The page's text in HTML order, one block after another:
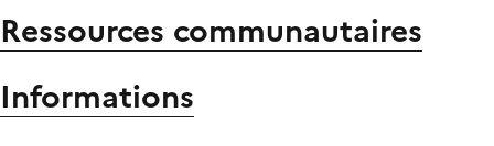
Ressources communautaires
Informations